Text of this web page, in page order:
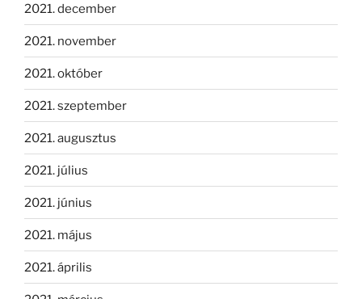
2021. december
2021. november
2021. október
2021. szeptember
2021. augusztus
2021. július
2021. június
2021. május
2021. április